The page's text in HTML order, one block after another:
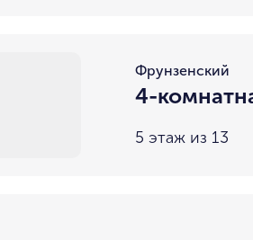
Фрунзенский
4-
5 этаж из 13